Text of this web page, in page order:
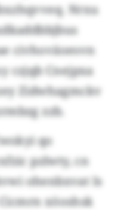
Nrxu
civhoväoesvn
czjqb Cnejpxa
Zidwhagmckv
zzb.
qo
pzlwty, cn
ohenbxvat ls
xöoshsk